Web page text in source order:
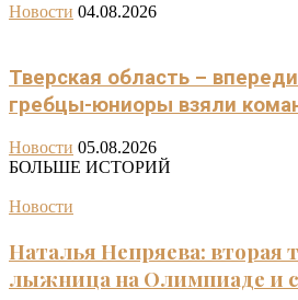
Новости 04.08.2026
Тверская область –
гребцы-юниоры взяли
Новости 05.08.2026
БОЛЬШЕ ИСТОРИЙ
Новости
Наталья Непряева: вторая
лыжница на Олимпиаде и